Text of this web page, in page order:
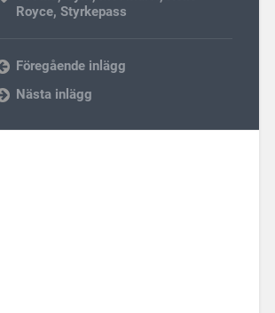
Royce,Styrkepass
Föregående inlägg
Nästa inlägg